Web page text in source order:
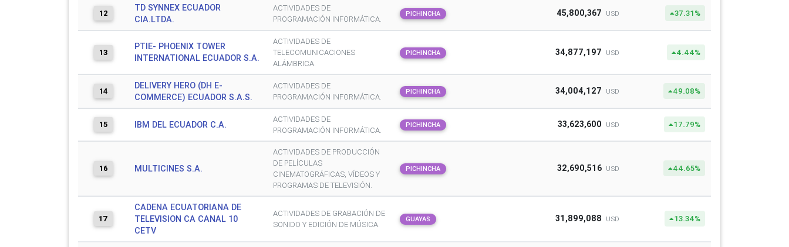
12
TD SYNNEX ECUADOR
CIA.LTDA.
ACTIVIDADES DE
PROGRAMACIÓN INFORMÁTICA.
PICHINCHA 45,800,367 USD 37.31%
13
PTIE- PHOENIX TOWER
INTERNATIONAL ECUADOR S.A.
ACTIVIDADES DE
TELECOMUNICACIONES
ALÁMBRICA.
PICHINCHA 34,877,197 USD 4.44%
14
DELIVERY HERO (DH E-
COMMERCE) ECUADOR S.A.S.
ACTIVIDADES DE
PROGRAMACIÓN INFORMÁTICA.
PICHINCHA 34,004,127 USD 49.08%
15 IBM DEL ECUADOR C.A.
ACTIVIDADES DE
PROGRAMACIÓN INFORMÁTICA.
PICHINCHA 33,623,600 USD 17.79%
16 MULTICINES S.A.
ACTIVIDADES DE PRODUCCIÓN
DE PELÍCULAS
CINEMATOGRÁFICAS, VÍDEOS Y
PROGRAMAS DE TELEVISIÓN.
PICHINCHA 32,690,516 USD 44.65%
17
CADENA ECUATORIANA DE
TELEVISION CA CANAL 10
CETV
ACTIVIDADES DE GRABACIÓN DE
SONIDO Y EDICIÓN DE MÚSICA.
GUAYAS 31,899,088 USD 13.34%